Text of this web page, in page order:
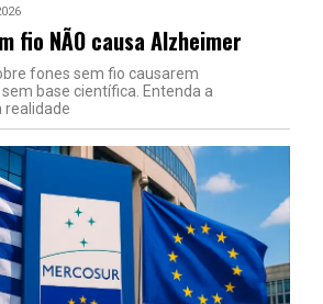
fio NÃO causa Alzheimer
fones sem fio causarem
base científica. Entenda a
realidade